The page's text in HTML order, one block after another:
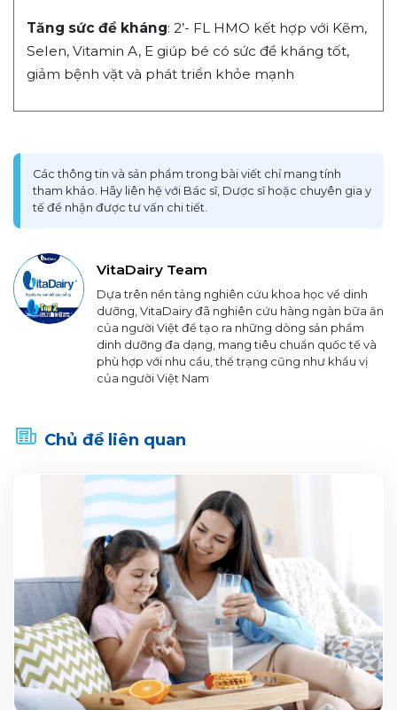
Tăng sức đề kháng: 2’- FL HMO kết hợp với Kẽm,
Selen, Vitamin A, E giúp bé có sức đề kháng tốt,
giảm bệnh vặt và phát triển khỏe mạnh
Các thông tin và sản phẩm trong bài viết chỉ mang tính
tham khảo. Hãy liên hệ với Bác sĩ, Dược sĩ hoặc chuyên gia y
tế để nhận được tư vấn chi tiết.
VitaDairy Team
Dựa trên nền tảng nghiên cứu khoa học về dinh
dưỡng, VitaDairy đã nghiên cứu hàng ngàn bữa ăn
của người Việt để tạo ra những dòng sản phẩm
dinh dưỡng đa dạng, mang tiêu chuẩn quốc tế và
phù hợp với nhu cầu, thể trạng cũng như khẩu vị
của người Việt Nam
Chủ đề liên quan